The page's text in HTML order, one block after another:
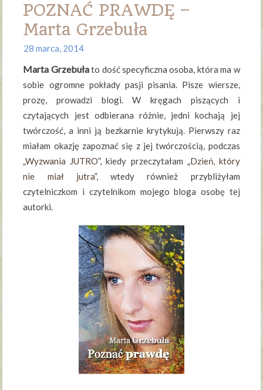
POZNAĆ PRAWDĘ –
Marta Grzebuła
28 marca, 2014
Marta Grzebułato dość specyficzna osoba, która ma w
sobie ogromne pokłady pasji pisania. Pisze wiersze,
prozę, prowadzi blogi. W kręgach piszących i
czytających jest odbierana różnie, jedni kochają jej
twórczość, a inni ją bezkarnie krytykują. Pierwszy raz
miałam okazję zapoznać się z jej twórczością, podczas
„Wyzwania JUTRO”, kiedy przeczytałam „Dzień, który
nie miał jutra”, wtedy również przybliżyłam
czytelniczkom i czytelnikom mojego bloga osobę tej
autorki.